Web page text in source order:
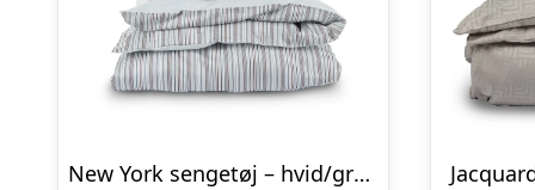
New York sengetøj – hvid/grå/wood